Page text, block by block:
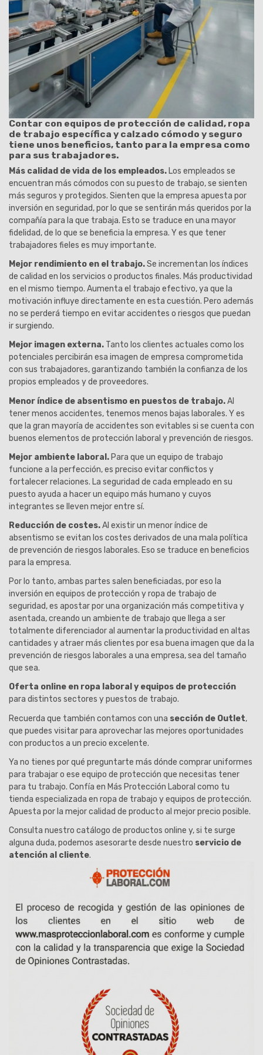
Contar con equipos de protección de calidad, ropa
de trabajo específica y calzado cómodo y seguro
tiene unos beneficios, tanto para la empresa como
para sus trabajadores.
Más calidad de vida de los empleados. Los empleados se
encuentran más cómodos con su puesto de trabajo, se sienten
más seguros y protegidos. Sienten que la empresa apuesta por
inversión en seguridad, por lo que se sentirán más queridos por la
compañía para la que trabaja. Esto se traduce en una mayor
fidelidad, de lo que se beneficia la empresa. Y es que tener
trabajadores fieles es muy importante.
Mejor rendimiento en el trabajo.Se incrementan los índices
de calidad en los servicios o productos finales. Más productividad
en el mismo tiempo. Aumenta el trabajo efectivo, ya que la
motivación influye directamente en esta cuestión. Pero además
no se perderá tiempo en evitar accidentes o riesgos que puedan
ir surgiendo.
Mejor imagen externa. Tanto los clientes actuales como los
potenciales percibirán esa imagen de empresa comprometida
con sus trabajadores, garantizando también la confianza de los
propios empleados y de proveedores.
Menor índice de absentismo en puestos de trabajo.Al
tener menos accidentes, tenemos menos bajas laborales. Y es
que la gran mayoría de accidentes son evitables si se cuenta con
buenos elementos de protección laboral y prevención de riesgos.
Mejor ambiente laboral. Para que un equipo de trabajo
funcione a la perfección, es preciso evitar conflictos y
fortalecer relaciones. La seguridad de cada empleado en su
puesto ayuda a hacer un equipo más humano y cuyos
integrantes se lleven mejor entre sí.
Reducción de costes.Al existir un menor índice de
absentismo se evitan los costes derivados de una mala política
de prevención de riesgos laborales. Eso se traduce en beneficios
para la empresa.
Por lo tanto, ambas partes salen beneficiadas, por eso la
inversión en equipos de protección y ropa de trabajo de
seguridad, es apostar por una organización más competitiva y
asentada, creando un ambiente de trabajo que llega a ser
totalmente diferenciador al aumentar la productividad en altas
cantidades y atraer más clientes por esa buena imagen que da la
prevención de riesgos laborales a una empresa, sea del tamaño
que sea.
Oferta online en ropa laboral y equipos de protección
para distintos sectores y puestos de trabajo.
Recuerda que también contamos con una sección de Outlet,
que puedes visitar para aprovechar las mejores oportunidades
con productos a un precio excelente.
Ya no tienes por qué preguntarte más dónde comprar uniformes
para trabajar o ese equipo de protección que necesitas tener
para tu trabajo. Confía en Más Protección Laboral como tu
tienda especializada en ropa de trabajo y equipos de protección.
Apuesta por la mejor calidad de producto al mejor precio posible.
Consulta nuestro catálogo de productos online y, si te surge
alguna duda, podemos asesorarte desde nuestro servicio de
atención al cliente.